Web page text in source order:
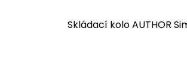
Skládací kolo AUTHOR